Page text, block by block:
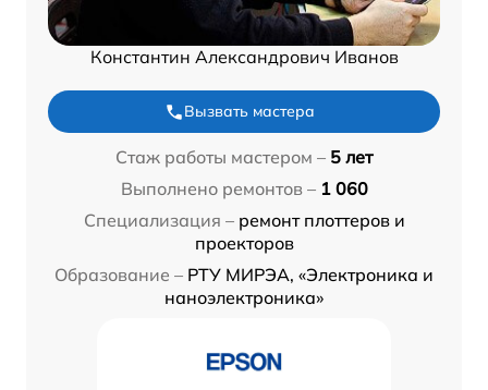
Константин Александрович Иванов
Вызвать мастера
Стаж работы мастером – 5 лет
Выполнено ремонтов – 1 060
Специализация – ремонт плоттеров и
проекторов
Образование – РТУ МИРЭА, «Электроника и
наноэлектроника»